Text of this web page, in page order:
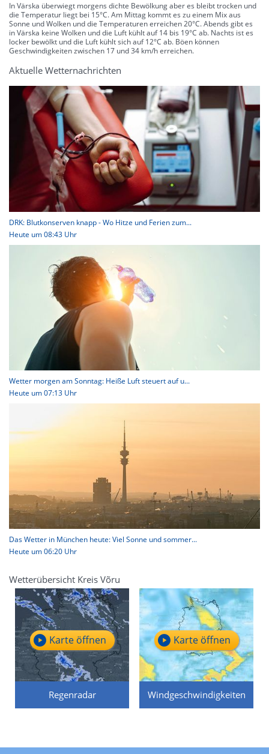
In Värska überwiegt morgens dichte Bewölkung aber es bleibt trocken und
die Temperatur liegt bei 15°C. Am Mittag kommt es zu einem Mix aus
Sonne und Wolken und die Temperaturen erreichen 20°C. Abends gibt es
in Värska keine Wolken und die Luft kühlt auf 14 bis 19°C ab. Nachts ist es
locker bewölkt und die Luft kühlt sich auf 12°C ab. Böen können
Geschwindigkeiten zwischen 17 und 34 km/h erreichen.
Aktuelle Wetternachrichten
DRK: Blutkonserven knapp - Wo Hitze und Ferien zum...
Heute um 08:43 Uhr
Wetter morgen am Sonntag: Heiße Luft steuert auf u...
Heute um 07:13 Uhr
Das Wetter in München heute: Viel Sonne und sommer...
Heute um 06:20 Uhr
Wetterübersicht Kreis Võru
Regenradar
Karte öffnen
Windgeschwindigkeiten
Karte öffnen